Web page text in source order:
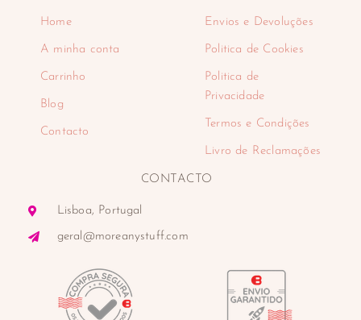
Home
A minha conta
Carrinho
Blog
Contacto
Envios e Devoluções
Politica de Cookies
Politica de
Privacidade
Termos e Condições
Livro de Reclamações
CONTACTO
Lisboa, Portugal
geral@moreanystuff.com